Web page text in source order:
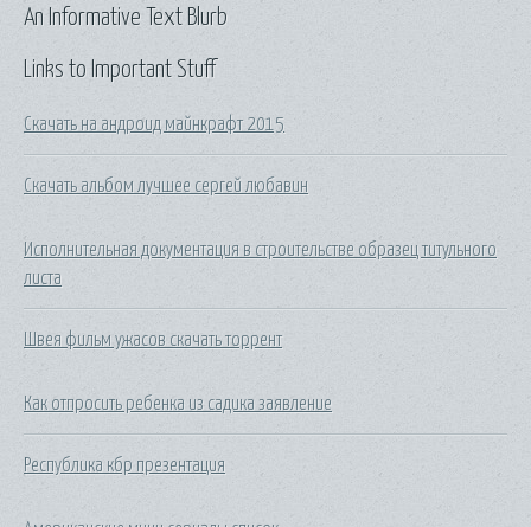
Links to Important Stuff
Скачать на андроид майнкрафт 2015
Скачать альбом лучшее сергей любавин
Исполнительная документация в строительстве образец титульного
листа
Швея фильм ужасов скачать торрент
Как отпросить ребенка из садика заявление
Республика кбр презентация
An Informative Text Blurb